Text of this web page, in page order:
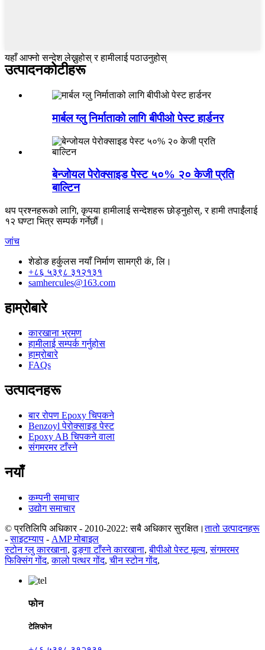
यहाँ आफ्नो सन्देश लेख्नुहोस् र हामीलाई पठाउनुहोस्
उत्पादनकोटीहरू
मार्बल ग्लु निर्माताको लागि बीपीओ पेस्ट हार्डनर
बेन्जोयल पेरोक्साइड पेस्ट ५०% २० केजी प्रति
बाल्टिन
थप प्रश्नहरूको लागि, कृपया हामीलाई सन्देशहरू छोड्नुहोस्, र हामी तपाईंलाई
१२ घण्टा भित्र सम्पर्क गर्नेछौं।
जांच
शेडोङ हर्कुलस नयाँ निर्माण सामग्री कं, लि।
+८६ ५३९८ ३१२१३१
samhercules@163.com
हाम्रोबारे
कारखाना भ्रमण
हामीलाई सम्पर्क गर्नुहोस
हाम्रोबारे
FAQs
उत्पादनहरू
बार रोपण Epoxy चिपकने
Benzoyl पेरोक्साइड पेस्ट
Epoxy AB चिपकने वाला
संगमरमर टाँस्ने
नयाँ
कम्पनी समाचार
उद्योग समाचार
© प्रतिलिपि अधिकार - 2010-2022: सबै अधिकार सुरक्षित।तातो उत्पादनहरू
-साइटम्याप - AMP मोबाइल
स्टोन ग्लु कारखाना,ढुङ्गा टाँस्ने कारखाना,बीपीओ पेस्ट मूल्य,संगमरमर
फिक्सिंग गोंद,कालो पत्थर गोंद,चीन स्टोन गोंद,
फोन
टेलिफोन